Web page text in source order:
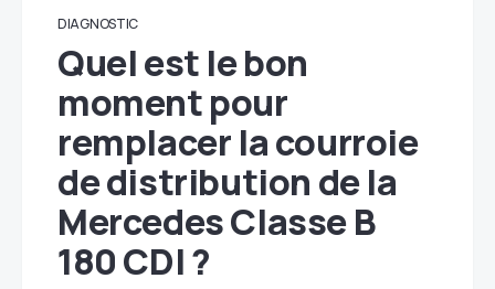
DIAGNOSTIC
Quel est le bon
moment pour
remplacer la courroie
de distribution de la
Mercedes Classe B
180 CDI ?